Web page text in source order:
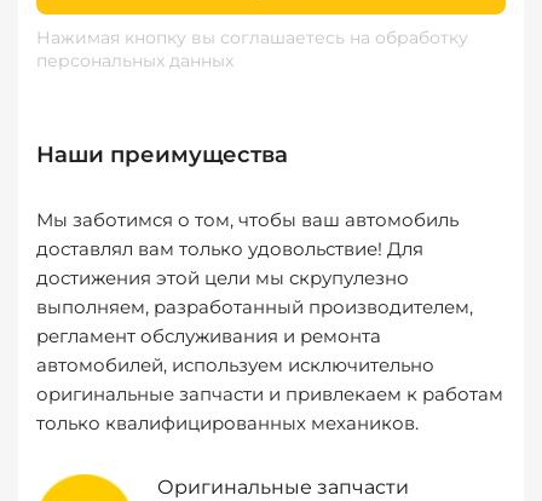
Нажимая кнопку вы соглашаетесь на обработку
персональных данных
Наши преимущества
Мы заботимся о том, чтобы ваш автомобиль
доставлял вам только удовольствие! Для
достижения этой цели мы скрупулезно
выполняем, разработанный производителем,
регламент обслуживания и ремонта
автомобилей, используем исключительно
оригинальные запчасти и привлекаем к работам
только квалифицированных механиков.
Оригинальные запчасти